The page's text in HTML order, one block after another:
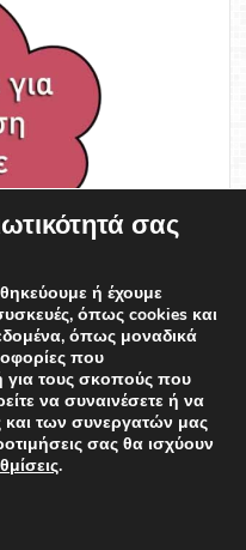
σας
ή έχουμε
όπως cookies και
όπως μοναδικά
που
για τους σκοπούς που
να συναινέσετε ή να
και των συνεργατών μας
σας θα ισχύουν
.